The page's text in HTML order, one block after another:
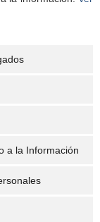
a la Información